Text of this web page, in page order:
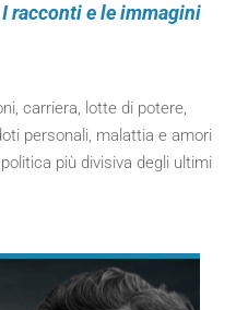
racconti e le immagini
carriera, lotte di potere,
personali, malattia e amori
più divisiva degli ultimi